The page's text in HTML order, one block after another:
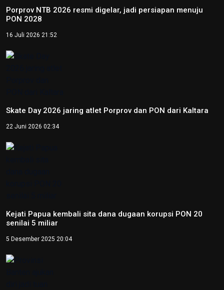
Porprov NTB 2026 resmi digelar, jadi persiapan menuju
PON 2028
16 Juli 2026 21:52
Skate Day 2026 jaring atlet Porprov dan PON dari Kaltara
22 Juni 2026 02:34
Kejati Papua kembali sita dana dugaan korupsi PON 20
senilai 5 miliar
5 Desember 2025 20:04